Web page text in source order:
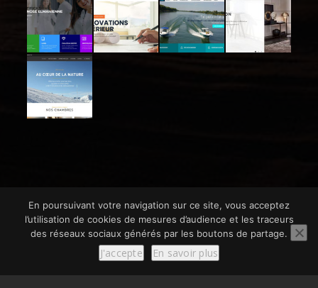
© SCom Multimédia 2024
En poursuivant votre navigation sur ce site, vous acceptez
l’utilisation de cookies de mesures d’audience et les traceurs
des réseaux sociaux générés par les boutons de partage.
J'accepte En savoir plus